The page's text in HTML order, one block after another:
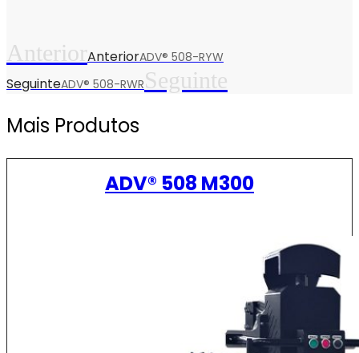
AnteriorAnteriorADV® 508-RYW
SeguinteADV® 508-RWRSeguinte
Mais Produtos
ADV® 508 M300